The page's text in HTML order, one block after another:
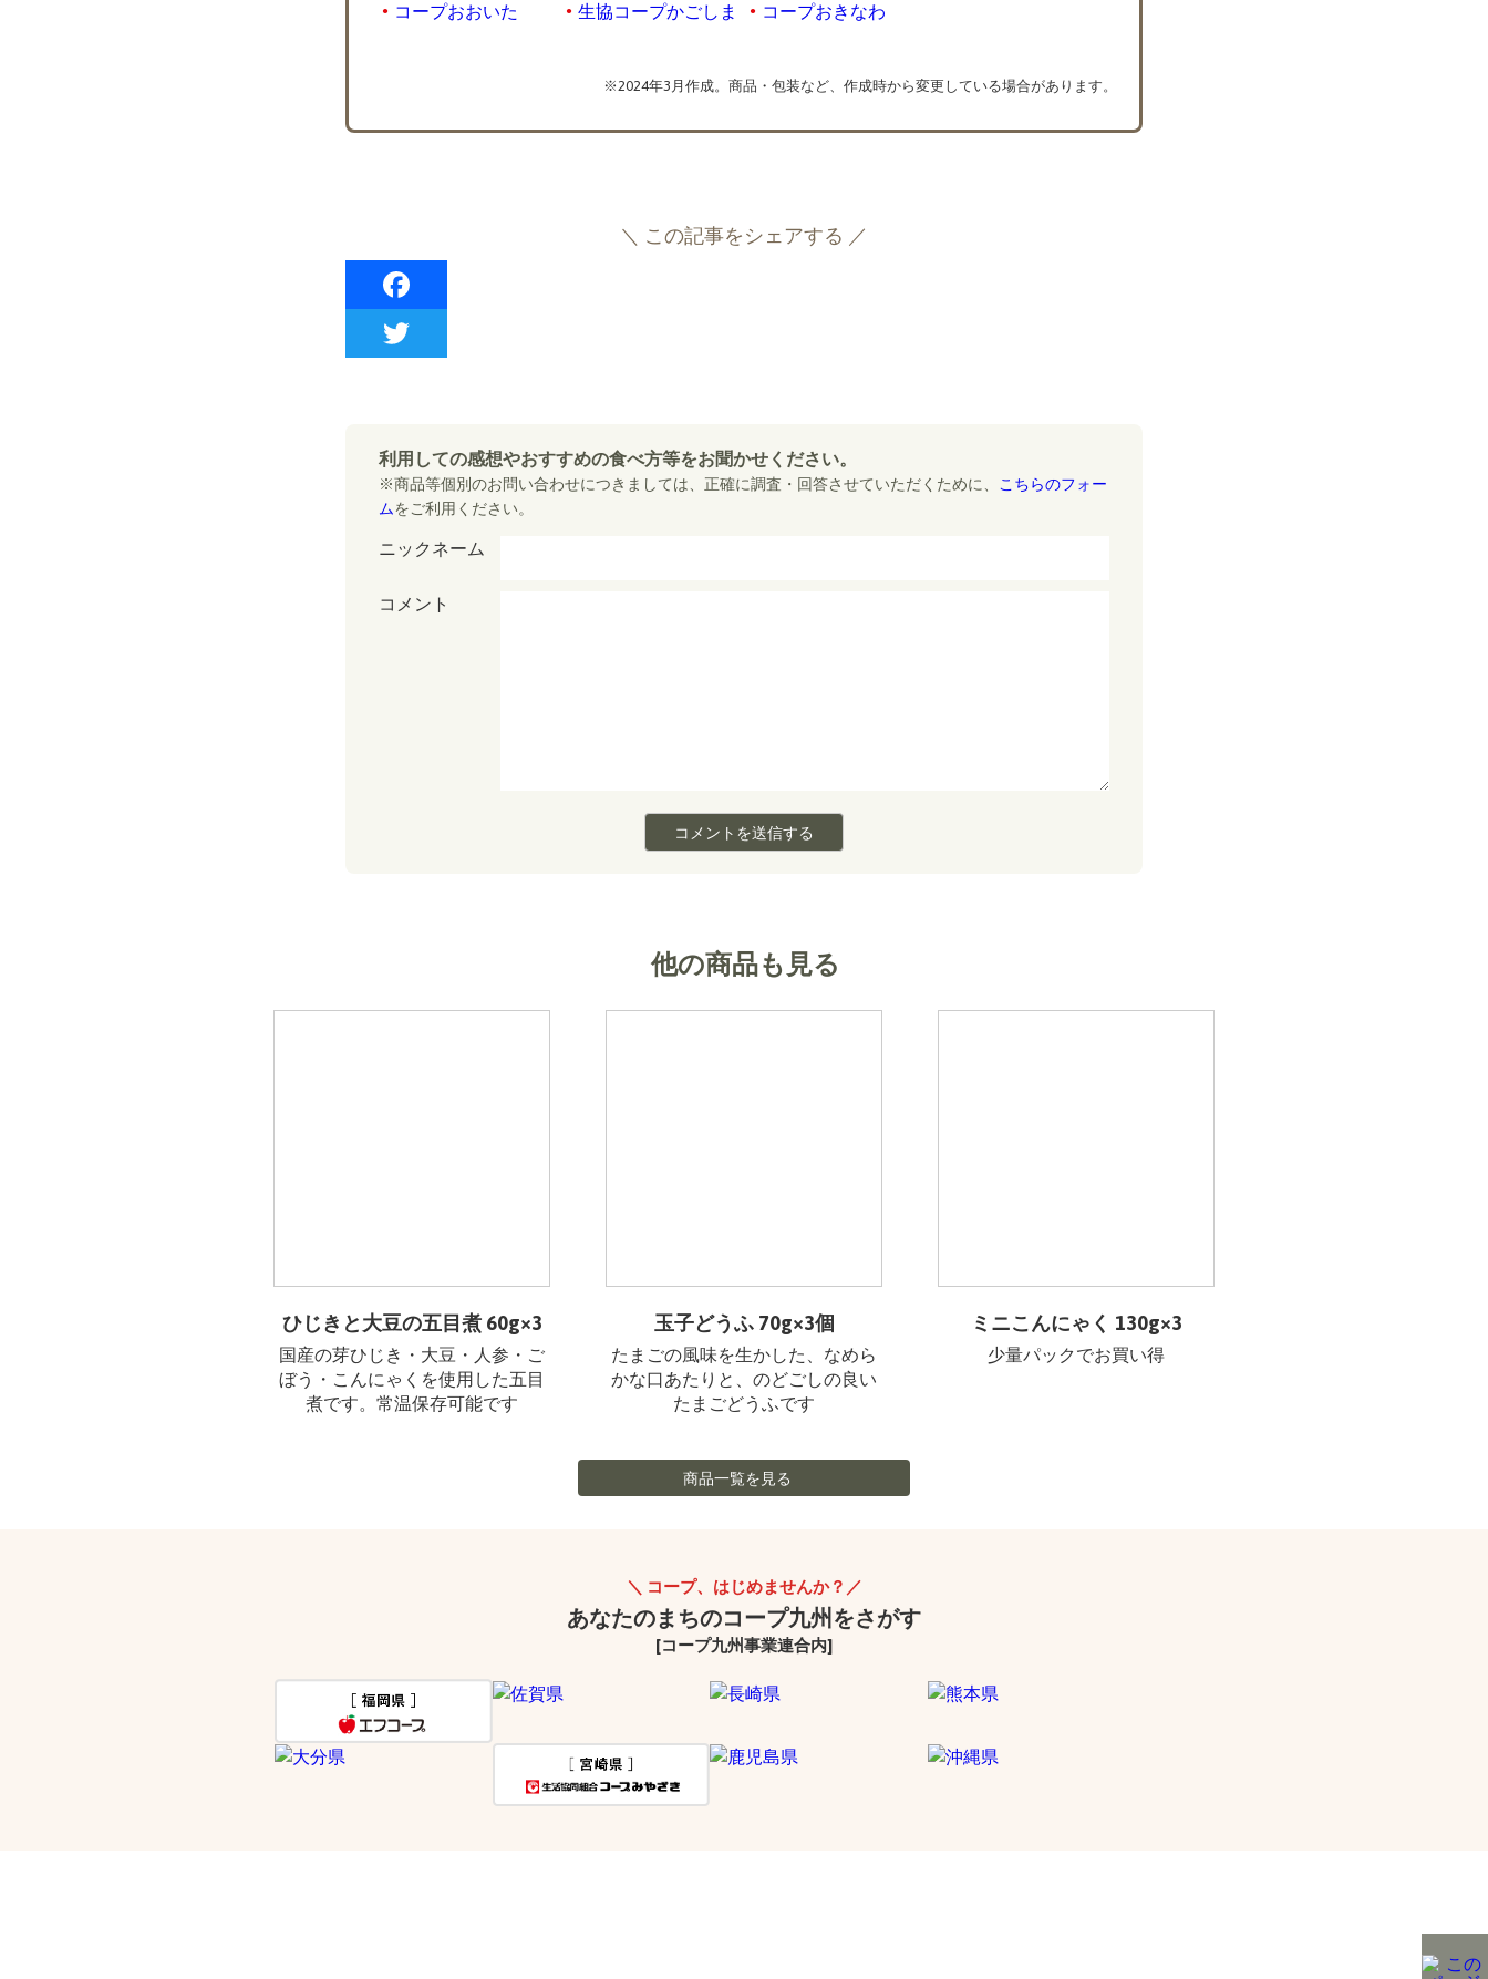
コープおおいた
生協コープかごしま コープおきなわ
※2024年3月作成。商品・包装など、作成時から変更している場合があります。
＼ この記事をシェアする ／
b
t
利用しての感想やおすすめの食べ方等をお聞かせください。
※商品等個別のお問い合わせにつきましては、正確に調査・回答させていただくために、
こちらのフォー
ムをご利用ください。
ニックネーム
コメント
他の商品も見る
ひじきと大豆の五目煮 60g×3
国産の芽ひじき・大豆・人参・ご
ぼう・こんにゃくを使用した五目
煮です。常温保存可能です
玉子どうふ 70g×3個
たまごの風味を生かした、なめら
かな口あたりと、のどごしの良い
たまごどうふです
ミニこんにゃく 130g×3
少量パックでお買い得
商品一覧を見る
コープ、はじめませんか？
あなたのまちのコープ九州をさがす
[コープ九州事業連合内]